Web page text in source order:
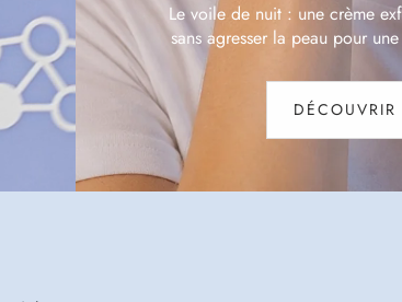
Le voile de nuit : une crème
sans agresser la peau pour